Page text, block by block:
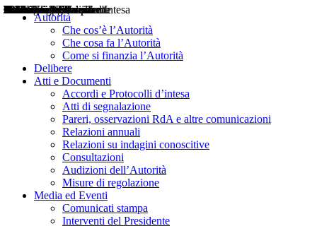
Autorità
Che cos’è l’Autorità
Che cosa fa l’Autorità
Come si finanzia l’Autorità
Delibere
Atti e Documenti
Accordi e Protocolli d’intesa
Atti di segnalazione
Pareri, osservazioni RdA e altre comunicazioni
Relazioni annuali
Relazioni su indagini conoscitive
Consultazioni
Audizioni dell’Autorità
Misure di regolazione
Media ed Eventi
Comunicati stampa
Interventi del Presidente
Delibere
Pareri
Consultazioni
Audizioni
Atti di Segnalazione
Accordi e Protocolli d'Intesa
Relazioni annuali
Misure di regolazione
Notizie
Comunicati Stampa
Bollettini ART
Convegni ART
Interviste del Presidente
Articoli in primo piano
Interventi del Presidente
2004
2005
2010
2013
2014
2015
2016
2017
2018
2019
202
2020
2021
2022
2023
2024
2025
2026
Aereo
Marittimo
Terrestre